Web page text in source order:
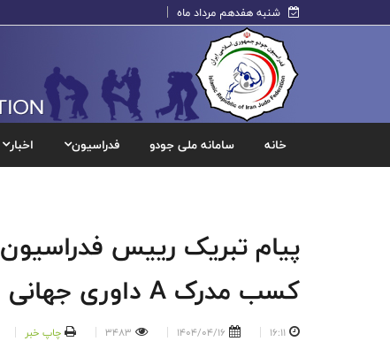
شنبه هفدهم مرداد ماه
خانه سامانه ملی جودو فدراسیون اخبار
پیام تبریک رییس
کسب مدرک A داوری جهانی
16:11
1404/04/16
3483 چاپ خبر